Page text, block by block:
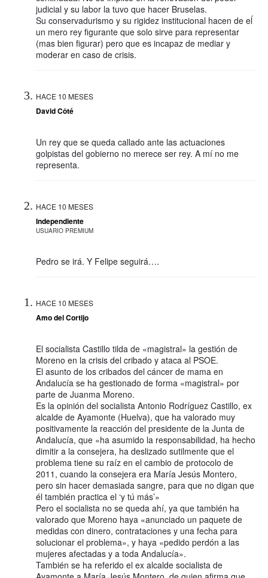
judicial y su labor la tuvo que hacer Bruselas.
Su conservadurismo y su rigidez institucional hacen de eĺ
un mero rey figurante que solo sirve para representar
(mas bien figurar) pero que es incapaz de mediar y
moderar en caso de crisis.
HACE 10 MESES
David Côté
Un rey que se queda callado ante las actuaciones
golpistas del gobierno no merece ser rey. A mí no me
representa.
HACE 10 MESES
Independiente
USUARIO PREMIUM
Pedro se irá. Y Felipe seguirá….
HACE 10 MESES
Amo del Cortijo
El socialista Castillo tilda de «magistral» la gestión de
Moreno en la crisis del cribado y ataca al PSOE.
El asunto de los cribados del cáncer de mama en
Andalucía se ha gestionado de forma «magistral» por
parte de Juanma Moreno.
Es la opinión del socialista Antonio Rodríguez Castillo, ex
alcalde de Ayamonte (Huelva), que ha valorado muy
positivamente la reacción del presidente de la Junta de
Andalucía, que «ha asumido la responsabilidad, ha hecho
dimitir a la consejera, ha deslizado sutilmente que el
problema tiene su raíz en el cambio de protocolo de
2011, cuando la consejera era María Jesús Montero,
pero sin hacer demasiada sangre, para que no digan que
él también practica el ‘y tú más’»
Pero el socialista no se queda ahí, ya que también ha
valorado que Moreno haya «anunciado un paquete de
medidas con dinero, contrataciones y una fecha para
solucionar el problema», y haya «pedido perdón a las
mujeres afectadas y a toda Andalucía».
También se ha referido el ex alcalde socialista de